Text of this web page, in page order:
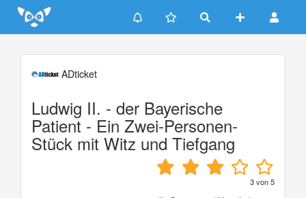
Update cookies preferences
ADticket
Ludwig II. - der Bayerische
Patient - Ein Zwei-Personen-
Stück mit Witz und Tiefgang
3von5